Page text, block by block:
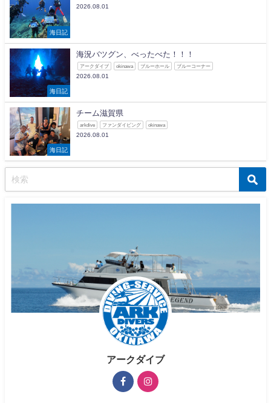
海日記
2026.08.01
海日記
海況バツグン、べったべた！！！
アークダイブ okinawa ブルーホール ブルーコーナー
2026.08.01
海日記
チーム滋賀県
arkdive ファンダイビング okinawa
2026.08.01
アークダイブ